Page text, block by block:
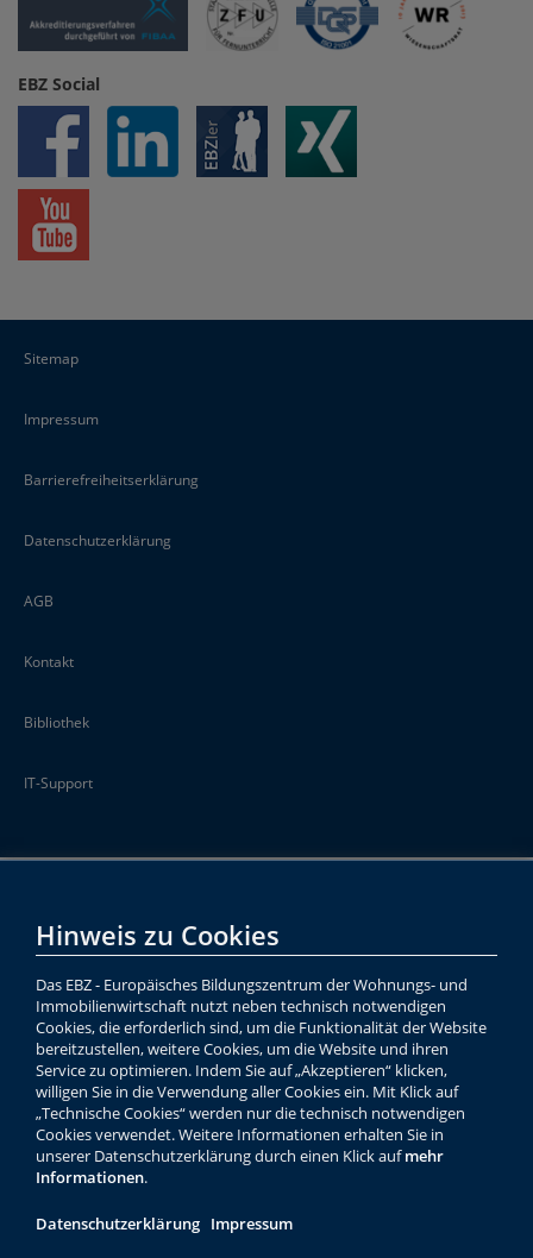
EBZ Social
Sitemap
Impressum
Barrierefreiheitserklärung
Datenschutzerklärung
AGB
Kontakt
Bibliothek
IT-Support
Hinweis zu Cookies
Das EBZ - Europäisches Bildungszentrum der Wohnungs- und
Immobilienwirtschaft nutzt neben technisch notwendigen
Cookies, die erforderlich sind, um die Funktionalität der Website
bereitzustellen, weitere Cookies, um die Website und ihren
Service zu optimieren. Indem Sie auf „Akzeptieren“ klicken,
willigen Sie in die Verwendung aller Cookies ein. Mit Klick auf
„Technische Cookies“ werden nur die technisch notwendigen
Cookies verwendet. Weitere Informationen erhalten Sie in
unserer Datenschutzerklärung durch einen Klick aufmehr
Informationen.
Datenschutzerklärung Impressum